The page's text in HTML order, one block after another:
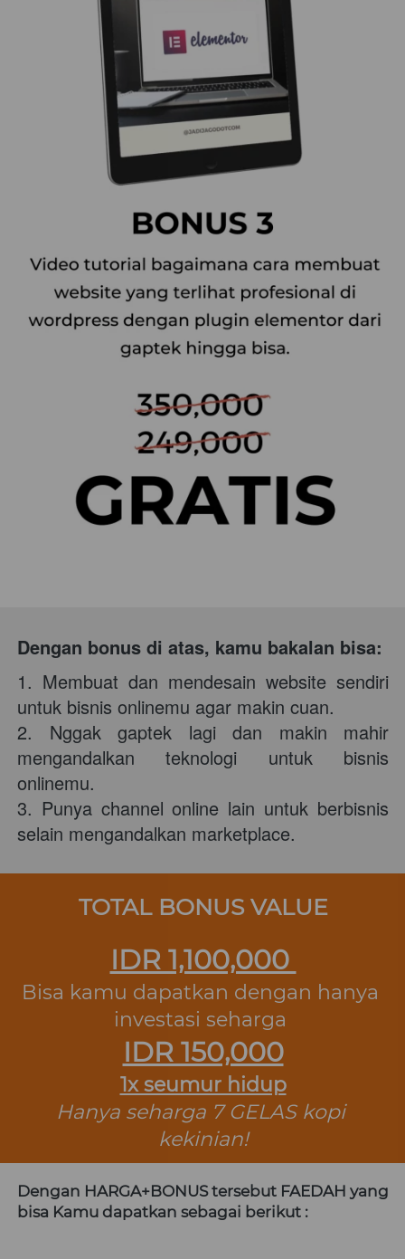
Dengan bonus di atas, kamu bakalan bisa:
1. Membuat dan mendesain website sendiri
untuk bisnis onlinemu agar makin cuan.
2. Nggak gaptek lagi dan makin mahir
mengandalkan teknologi untuk bisnis
onlinemu.
3. Punya channel online lain untuk berbisnis
selain mengandalkan marketplace.
TOTAL BONUS VALUE
IDR 1,100,000
Bisa kamu dapatkan dengan hanya
investasi seharga
IDR 150,000
1x seumur hidup
Hanya seharga 7 GELAS kopi
kekinian!
Dengan HARGA+BONUS tersebut FAEDAH yang
bisa Kamu dapatkan sebagai berikut :